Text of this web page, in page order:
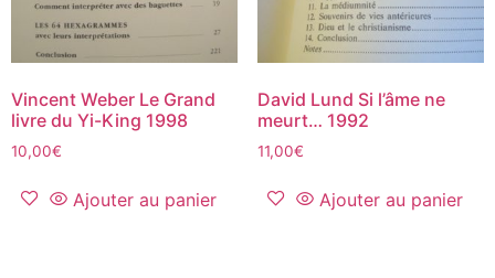
Vincent Weber Le Grand
livre du Yi-King 1998
10,00€
Ajouter au panier
David Lund Si l’âme ne
meurt… 1992
11,00€
Ajouter au panier